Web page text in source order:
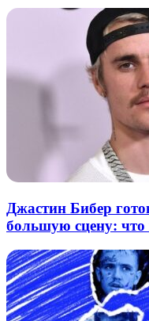
Джастин Бибер
большую сцену: что